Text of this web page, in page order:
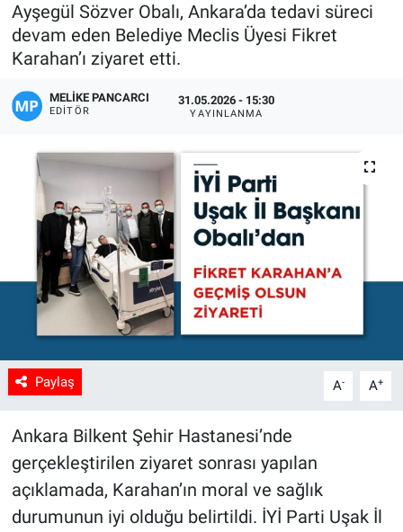
Ayşegül Sözver Obalı, Ankara’da tedavi süreci
devam eden Belediye Meclis Üyesi Fikret
Karahan’ı ziyaret etti.
MELIKE PANCARCI
EDITÖR
31.05.2026 - 15:30
YAYINLANMA
Paylaş A- A+
Ankara Bilkent Şehir Hastanesi’nde
gerçekleştirilen ziyaret sonrası yapılan
açıklamada, Karahan’ın moral ve sağlık
durumunun iyi olduğu belirtildi. İYİ Parti Uşak İl
Resmi İlanlar
Sağlık
Son Dakika
Spor
Uşak Haberleri